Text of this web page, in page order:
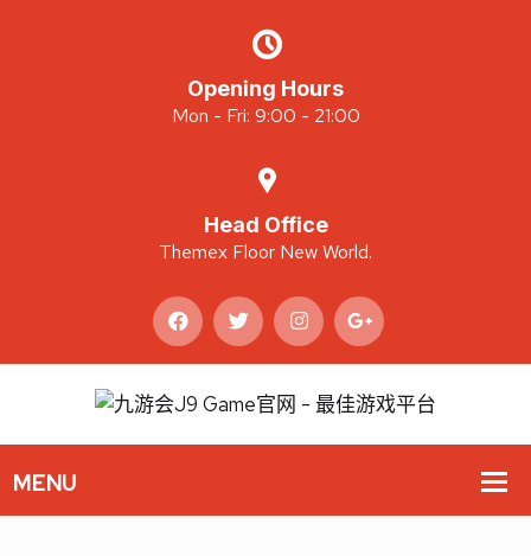
Opening Hours
Mon - Fri: 9:00 - 21:00
Head Office
Themex Floor New World.